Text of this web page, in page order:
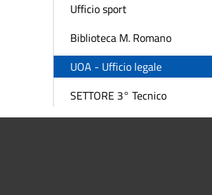
Ufficio sport
Biblioteca M. Romano
UOA - Ufficio legale
SETTORE 3° Tecnico